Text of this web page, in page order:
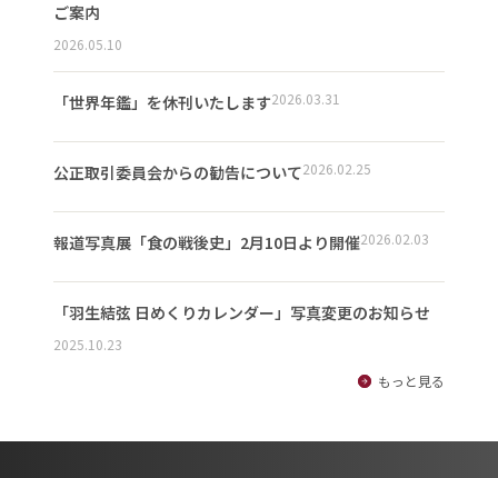
ご案内
2026.05.10
「世界年鑑」を休刊いたします2026.03.31
公正取引委員会からの勧告について2026.02.25
報道写真展「食の戦後史」2月10日より開催2026.02.03
「羽生結弦 日めくりカレンダー」写真変更のお知らせ
2025.10.23
もっと見る